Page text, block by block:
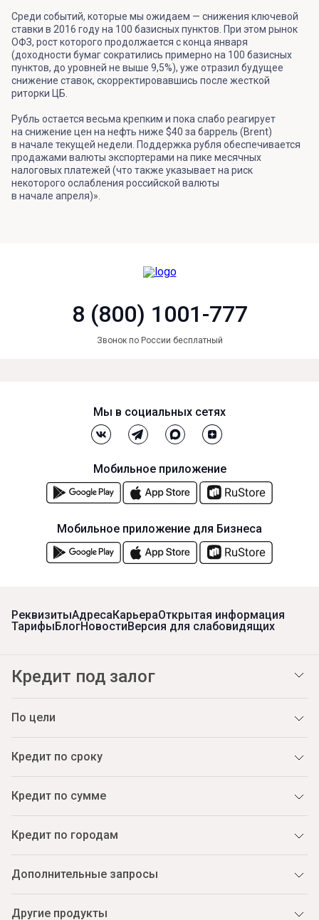
Среди событий, которые мы ожидаем — снижения ключевой
ставки в 2016 году на 100 базисных пунктов. При этом рынок
ОФЗ, рост которого продолжается с конца января
(доходности бумаг сократились примерно на 100 базисных
пунктов, до уровней не выше 9,5%), уже отразил будущее
снижение ставок, скорректировавшись после жесткой
риторки ЦБ.
Рубль остается весьма крепким и пока слабо реагирует
на снижение цен на нефть ниже $40 за баррель (Brent)
в начале текущей недели. Поддержка рубля обеспечивается
продажами валюты экспортерами на пике месячных
налоговых платежей (что также указывает на риск
некоторого ослабления российской валюты
в начале апреля)».
8 (800) 1001-777
Звонок по России бесплатный
РеквизитыАдресаКарьераОткрытая информация
ТарифыБлогНовостиВерсия для слабовидящих
Кредит под залог
По цели
Кредит по сроку
Кредит по сумме
Кредит по городам
Дополнительные запросы
Другие продукты
Мы в социальных сетях
Мобильное приложение
Мобильное приложение для Бизнеса